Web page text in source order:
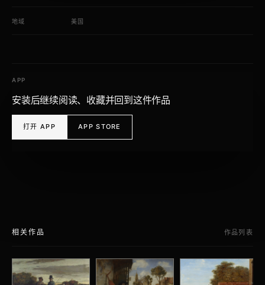
地域 美国
APP
安装后继续阅读、收藏并回到这件作品
打开 APP APP STORE
相关作品 作品列表